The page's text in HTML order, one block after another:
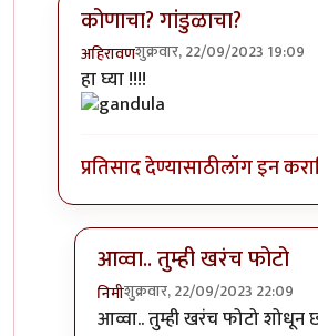
कोणाचा? गांडुळाचा?
अहिरावणशुक्रवार, 22/09/2023 19:09
In reply to
हा घ्या !!!!
प्रतिसाद देण्यासाठीलॉग इन करा
आव्वा.. तुम्ही खरंच फोटो
निमीशुक्रवार, 22/09/2023 22:09
In reply toकोणाचा?
आव्वा.. तुम्ही खरंच फोटो शोधून